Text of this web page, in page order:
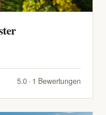
5.0 · 1 Bewertungen